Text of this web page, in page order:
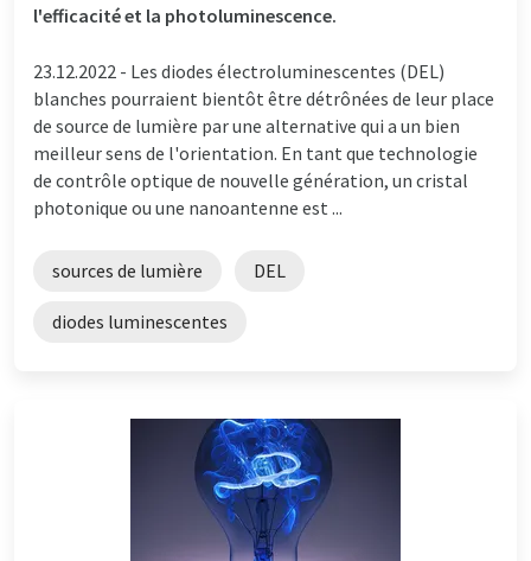
l'efficacité et la photoluminescence.
23.12.2022 - Les diodes électroluminescentes (DEL)
blanches pourraient bientôt être détrônées de leur place
de source de lumière par une alternative qui a un bien
meilleur sens de l'orientation. En tant que technologie
de contrôle optique de nouvelle génération, un cristal
photonique ou une nanoantenne est ...
sources de lumière DEL
diodes luminescentes